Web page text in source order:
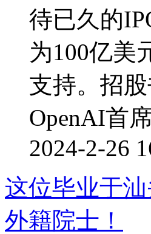
待已久的
为100亿
支持。招
OpenAI首
2024-2-26
这位毕业于
外籍院士！